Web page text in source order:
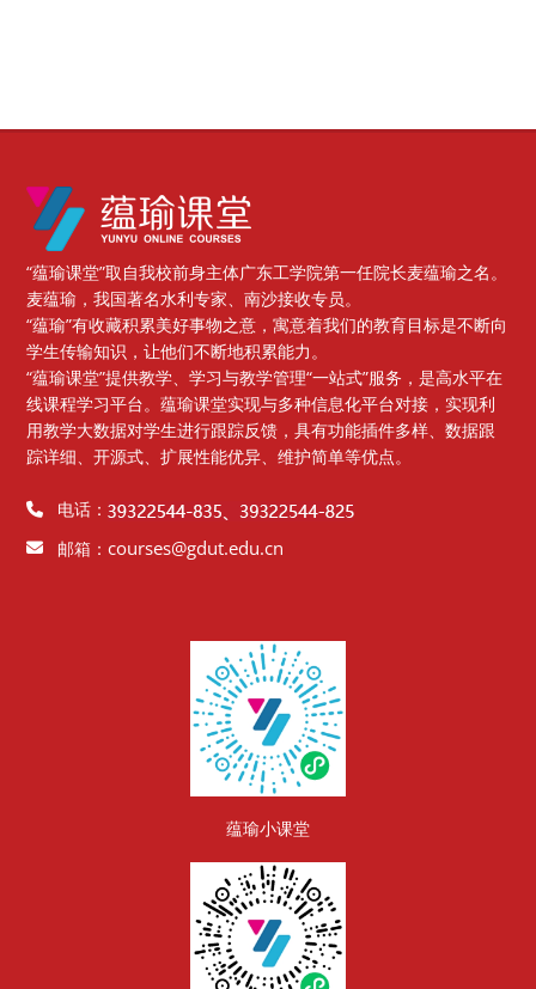
版块
“蕴瑜课堂”取自我校前身主体广东工学院第一任院长麦蕴瑜之名。
麦蕴瑜，我国著名水利专家、南沙接收专员。
“蕴瑜”有收藏积累美好事物之意，寓意着我们的教育目标是不断向
学生传输知识，让他们不断地积累能力。
“蕴瑜课堂”提供教学、学习与教学管理“一站式”服务，是高水平在
线课程学习平台。蕴瑜课堂实现与多种信息化平台对接，实现利
用教学大数据对学生进行跟踪反馈，具有功能插件多样、数据跟
踪详细、开源式、扩展性能优异、维护简单等优点。
电话：
邮箱：courses@gdut.edu.cn
蕴瑜小课堂